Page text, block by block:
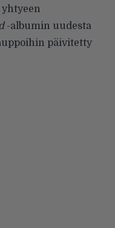
-albumin uudesta
päivitetty